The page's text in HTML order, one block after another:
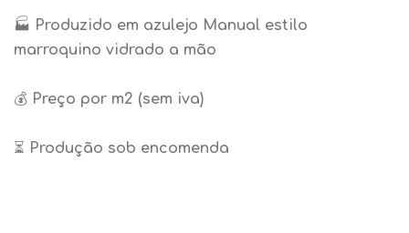
🏭 Produzido em azulejo Manual estilo
marroquino vidrado a mão
💰 Preço por m2 (sem iva)
⏳ Produção sob encomenda